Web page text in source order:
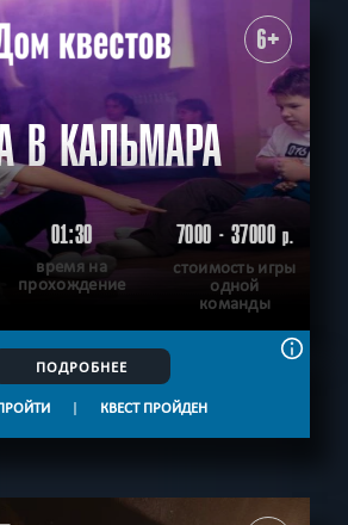
6+
В КАЛЬМАРА
01:30
время на
прохождение
7000 - 37000р.
стоимость игры
одной
команды
ПОДРОБНЕЕ
| КВЕСТ ПРОЙДЕН